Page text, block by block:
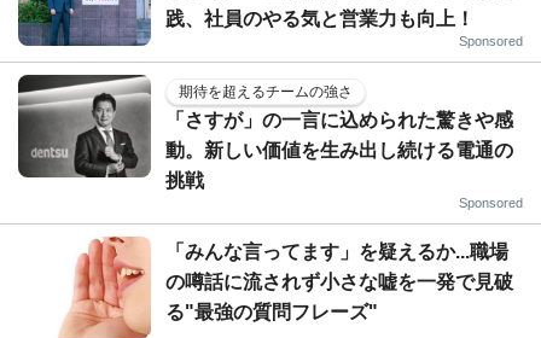
践、社員のやる気と営業力も向上！
Sponsored
期待を超えるチームの強さ
「さすが」の一言に込められた驚きや感
動。新しい価値を生み出し続ける電通の
挑戦
Sponsored
「みんな言ってます」を疑えるか...職場
の噂話に流されず小さな嘘を一発で見破
る"最強の質問フレーズ"